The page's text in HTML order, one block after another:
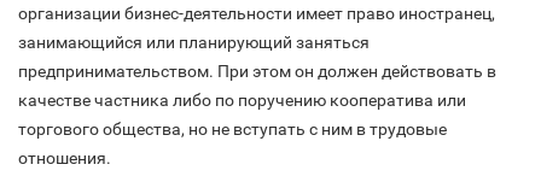
организации бизнес-деятельности имеет право иностранец,
занимающийся или планирующий заняться
предпринимательством. При этом он должен действовать в
качестве частника либо по поручению кооператива или
торгового общества, но не вступать с ним в трудовые
отношения.